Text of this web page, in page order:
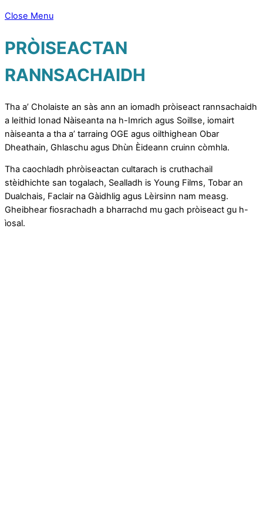
Close Menu
PRÒISEACTAN
RANNSACHAIDH
Tha a’ Cholaiste an sàs ann an iomadh pròiseact rannsachaidh
a leithid Ionad Nàiseanta na h-Imrich agus Soillse, iomairt
nàiseanta a tha a’ tarraing OGE agus oilthighean Obar
Dheathain, Ghlaschu agus Dhùn Èideann cruinn còmhla.
Tha caochladh phròiseactan cultarach is cruthachail
stèidhichte san togalach, Sealladh is Young Films, Tobar an
Dualchais, Faclair na Gàidhlig agus Lèirsinn nam measg.
Gheibhear fiosrachadh a bharrachd mu gach pròiseact gu h-
ìosal.